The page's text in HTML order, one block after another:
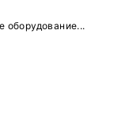
оборудование...